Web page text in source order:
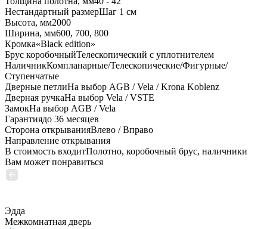
Нестандартный размерШаг 1 см
Высота, мм2000
Ширина, мм600, 700, 800
Кромка«Black edition»
Брус коробочныйТелескопический с уплотнителем
НаличникКомпланарные/Телескопические/Фигурные/
Ступенчатые
Дверные петлиНа выбор AGB / Vela / Krona Koblenz
Дверная ручкаНа выбор Vela / VSTE
ЗамокНа выбор AGB / Vela
Гарантиядо 36 месяцев
Сторона открыванияВлево / Вправо
Направление открывания
В стоимость входитПолотно, коробочный брус, наличники
Вам может понравиться
Эдда
Межкомнатная дверь